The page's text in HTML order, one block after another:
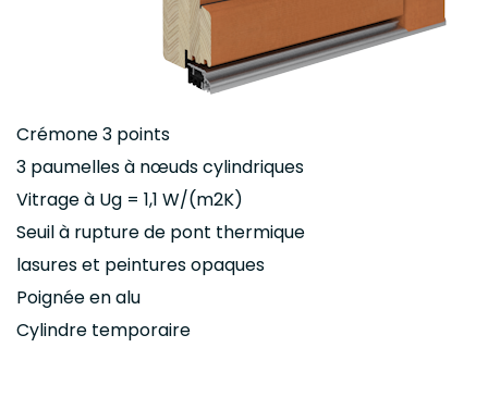
Crémone 3 points
3 paumelles à nœuds cylindriques
Vitrage à Ug = 1,1 W/(m2K)
Seuil à rupture de pont thermique
lasures et peintures opaques
Poignée en alu
Cylindre temporaire